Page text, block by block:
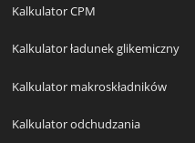
Kalkulator CPM
Kalkulator ładunek glikemiczny
Kalkulator makroskładników
Kalkulator odchudzania